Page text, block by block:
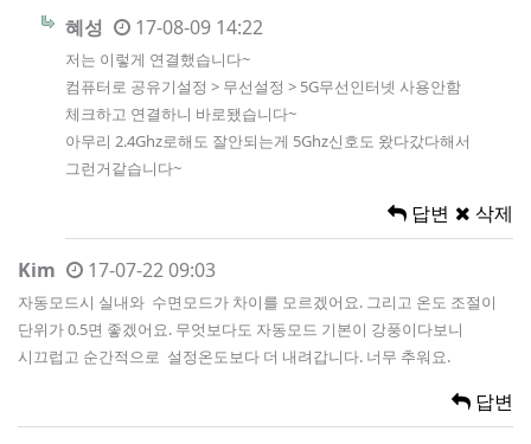
혜성 17-08-09 14:22
저는 이렇게 연결했습니다~
컴퓨터로 공유기설정 > 무선설정 > 5G무선인터넷 사용안함
체크하고 연결하니 바로됐습니다~
아무리 2.4Ghz로해도 잘안되는게 5Ghz신호도 왔다갔다해서
그런거같습니다~
답변 삭제
Kim 17-07-22 09:03
자동모드시 실내와 수면모드가 차이를 모르겠어요. 그리고 온도 조절이
단위가 0.5면 좋겠어요. 무엇보다도 자동모드 기본이 강풍이다보니
시끄럽고 순간적으로 설정온도보다 더 내려갑니다. 너무 추워요.
답변